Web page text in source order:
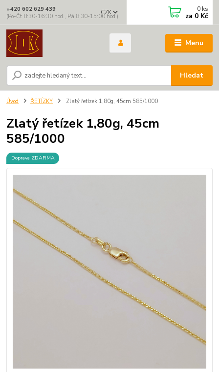
Menu
CZK
Hledat
+420 602 629 439
(Po-Čt 8:30-16:30 hod., Pá 8:30-15:00 hod.)
0 ks
za 0 Kč
Úvod ŘETÍZKY Zlatý řetízek 1,80g, 45cm 585/1000
Zlatý řetízek 1,80g, 45cm
585/1000
Doprava ZDARMA